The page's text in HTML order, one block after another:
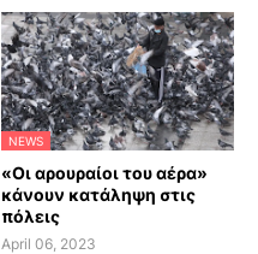
NEWS
«Οι αρουραίοι του αέρα»
κάνουν κατάληψη στις
πόλεις
April 06, 2023